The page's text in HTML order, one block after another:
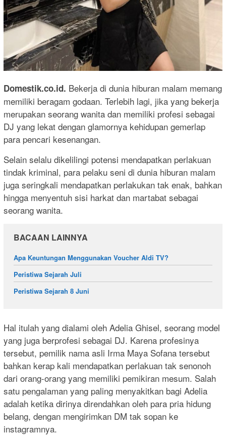
Domestik.co.id. Bekerja di dunia hiburan malam memang
memiliki beragam godaan. Terlebih lagi, jika yang bekerja
merupakan seorang wanita dan memiliki profesi sebagai
DJ yang lekat dengan glamornya kehidupan gemerlap
para pencari kesenangan.
Selain selalu dikelilingi potensi mendapatkan perlakuan
tindak kriminal, para pelaku seni di dunia hiburan malam
juga seringkali mendapatkan perlakukan tak enak, bahkan
hingga menyentuh sisi harkat dan martabat sebagai
seorang wanita.
BACAAN LAINNYA
Apa Keuntungan Menggunakan Voucher Aldi TV?
Peristiwa Sejarah Juli
Peristiwa Sejarah 8 Juni
Hal itulah yang dialami oleh Adelia Ghisel, seorang model
yang juga berprofesi sebagai DJ. Karena profesinya
tersebut, pemilik nama asli Irma Maya Sofana tersebut
bahkan kerap kali mendapatkan perlakuan tak senonoh
dari orang-orang yang memiliki pemikiran mesum. Salah
satu pengalaman yang paling menyakitkan bagi Adelia
adalah ketika dirinya direndahkan oleh para pria hidung
belang, dengan mengirimkan DM tak sopan ke
instagramnya.